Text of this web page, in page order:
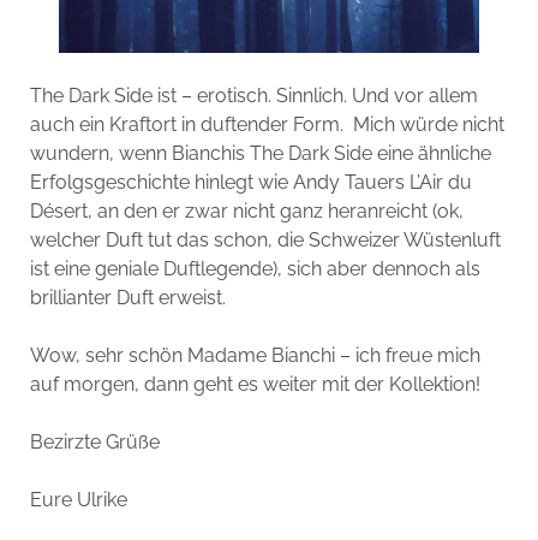
The Dark Side ist – erotisch. Sinnlich. Und vor allem
auch ein Kraftort in duftender Form. Mich würde nicht
wundern, wenn Bianchis The Dark Side eine ähnliche
Erfolgsgeschichte hinlegt wie Andy Tauers L’Air du
Désert, an den er zwar nicht ganz heranreicht (ok,
welcher Duft tut das schon, die Schweizer Wüstenluft
ist eine geniale Duftlegende), sich aber dennoch als
brillianter Duft erweist.
Wow, sehr schön Madame Bianchi – ich freue mich
auf morgen, dann geht es weiter mit der Kollektion!
Bezirzte Grüße
Eure Ulrike